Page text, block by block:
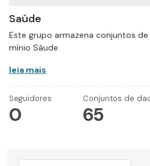
Saúde
Este grupo armazena conjuntos
mínio Sáude.
leia mais
Seguidores
0
Conjuntos de
65